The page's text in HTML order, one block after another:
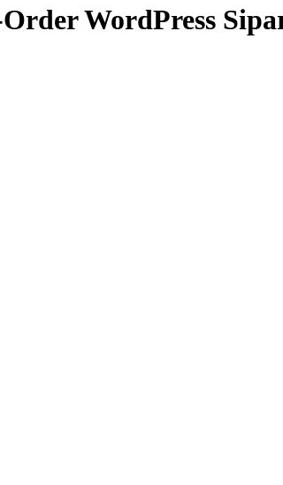
WordPress